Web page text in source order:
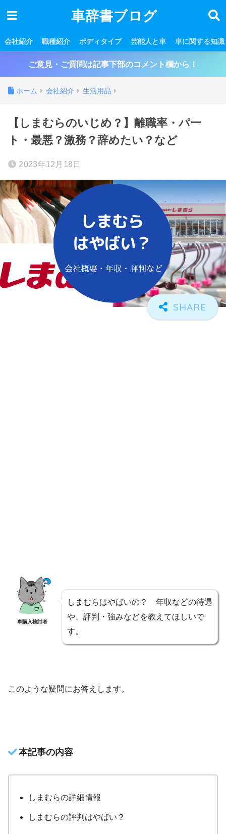
車辞書ブログ
会社紹介 職種紹介 ボディタイプ 芸能人と車 車に関する知識
ご意見・ご質問は記事下部のコメント欄から！
ホーム 会社紹介 生活用品
【しまむらのいじめ？】離職率・パー
ト・最悪？激務？辞めたい？など
2023年12月18日
車購入検討者
しまむらはやばいの？ 年収などの待遇
や、評判・強みなどを教えてほしいで
す。
このような疑問にお答えします。
本記事の内容
しまむらの詳細情報
しまむらの評判はやばい？